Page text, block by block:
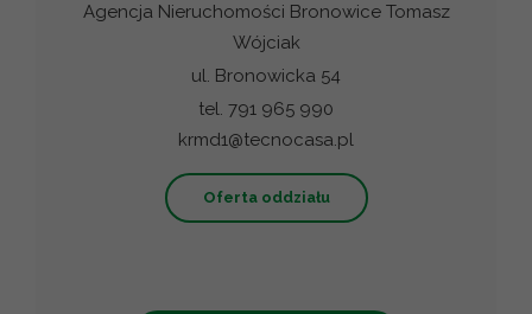
Agencja Nieruchomości Bronowice Tomasz
Wójciak
ul. Bronowicka 54
tel. 791 965 990
krmd1@tecnocasa.pl
Oferta oddziału